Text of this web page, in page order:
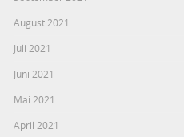
August 2021
Juli 2021
Juni 2021
Mai 2021
April 2021